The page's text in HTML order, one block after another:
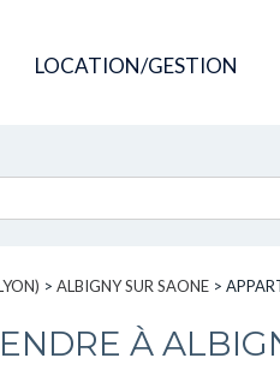
LOCATION/GESTION
> ALBIGNY SUR SAONE >
À